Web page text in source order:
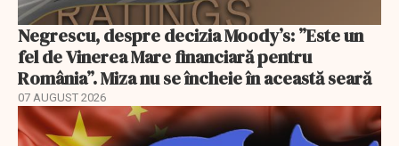
Negrescu, despre decizia Moody’s: ”Este un
fel de Vinerea Mare financiară pentru
România”. Miza nu se încheie în această seară
07 AUGUST 2026